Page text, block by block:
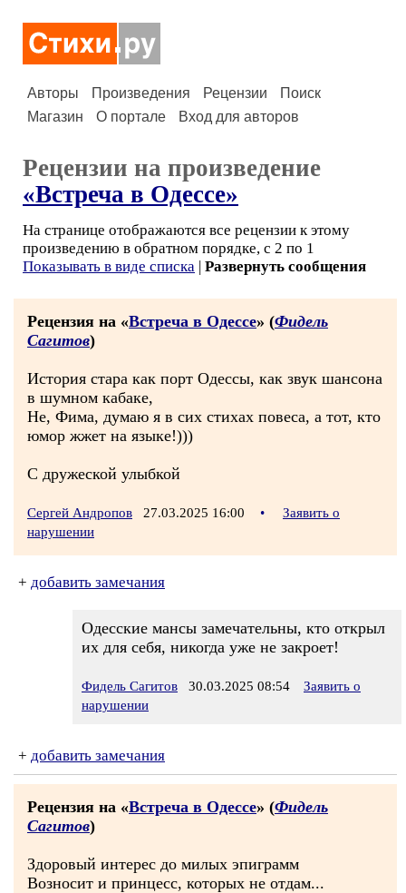
Авторы Произведения Рецензии
Поиск
Магазин
О портале Вход для авторов
Рецензии на произведение
«Встреча в Одессе»
На странице отображаются все рецензии к этому
произведению в обратном порядке, с 2 по 1
Показывать в виде списка | Развернуть сообщения
Рецензия на «Встреча в Одессе» (Фидель
Сагитов)
История стара как порт Одессы, как звук шансона
в шумном кабаке,
Не, Фима, думаю я в сих стихах повеса, а тот, кто
юмор жжет на языке!)))
С дружеской улыбкой
Сергей Андропов 27.03.2025 16:00 •
Заявить о
нарушении
+ добавить замечания
Одесские мансы замечательны, кто открыл
их для себя, никогда уже не закроет!
Фидель Сагитов 30.03.2025 08:54
Заявить о
нарушении
+ добавить замечания
Рецензия на «Встреча в Одессе» (Фидель
Сагитов)
Здоровый интерес до милых эпиграмм
Возносит и принцесс, которых не отдам...